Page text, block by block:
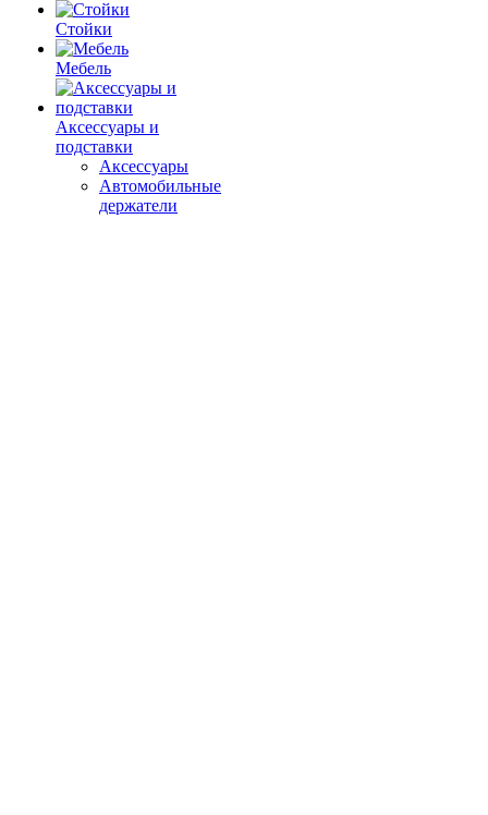
Стойки
Мебель
Аксессуары и
подставки
Аксессуары
Автомобильные
держатели